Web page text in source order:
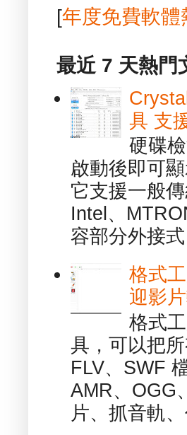
[年度免費軟體
最近 7 天熱門
具 支
硬碟
啟動後即可
它支援一般
Intel、
容部分外接
格式
迎影
格式
具，可以把
FLV、SWF
AMR、OGG
片、抓音軌